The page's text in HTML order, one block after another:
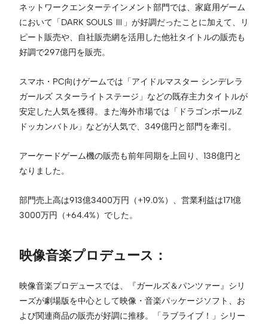
ネットワークエンターテインメント部門では、家庭用ゲーム
において「DARK SOULS Ⅲ」が好調だったことに加えて、リ
ピート販売や、自社販売網を活用した他社タイトルの販売も
好調で297億円を販売。
スマホ・PC向けゲームでは「アイドルマスター シンデレラ
ガールズ スターライトステージ」などの既存主力タイトルが
安定した人気を獲得。また海外市場では「ドラゴンボールZ
ドッカンバトル」などが人気で、349億円と部門を牽引。
アーケードゲーム機の販売も前年同期を上回り、138億円と
なりました。
部門売上高は913億3400万円（+19.0%）、営業利益は171億
3000万円（+64.4%）でした。
映像音楽プロデュース：
映像音楽プロデュースでは、『ガールズ＆パンツァー』シリ
ーズが劇場版を中心として映像・音楽パッケージソフト、お
よび関連商品の販売が好調に推移。「ラブライブ！」シリー